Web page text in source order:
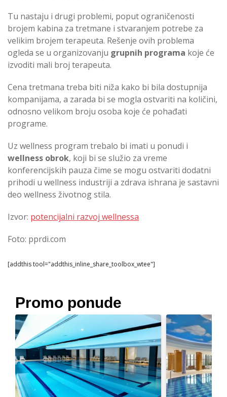
Tu nastaju i drugi problemi, poput ograničenosti
brojem kabina za tretmane i stvaranjem potrebe za
velikim brojem terapeuta. Rešenje ovih problema
ogleda se u organizovanju grupnih programa koje će
izvoditi mali broj terapeuta.
Cena tretmana treba biti niža kako bi bila dostupnija
kompanijama, a zarada bi se mogla ostvariti na količini,
odnosno velikom broju osoba koje će pohađati
programe.
Uz wellness program trebalo bi imati u ponudi i
wellness obrok, koji bi se služio za vreme
konferencijskih pauza čime se mogu ostvariti dodatni
prihodi u wellness industriji a zdrava ishrana je sastavni
deo wellness životnog stila.
Izvor: potencijalni razvoj wellnessa
Foto: pprdi.com
[addthis tool="addthis_inline_share_toolbox_wtee"]
Promo ponude